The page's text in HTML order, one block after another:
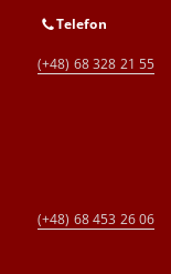
Telefon
(+48) 68 328 21 55
(+48) 68 453 26 06